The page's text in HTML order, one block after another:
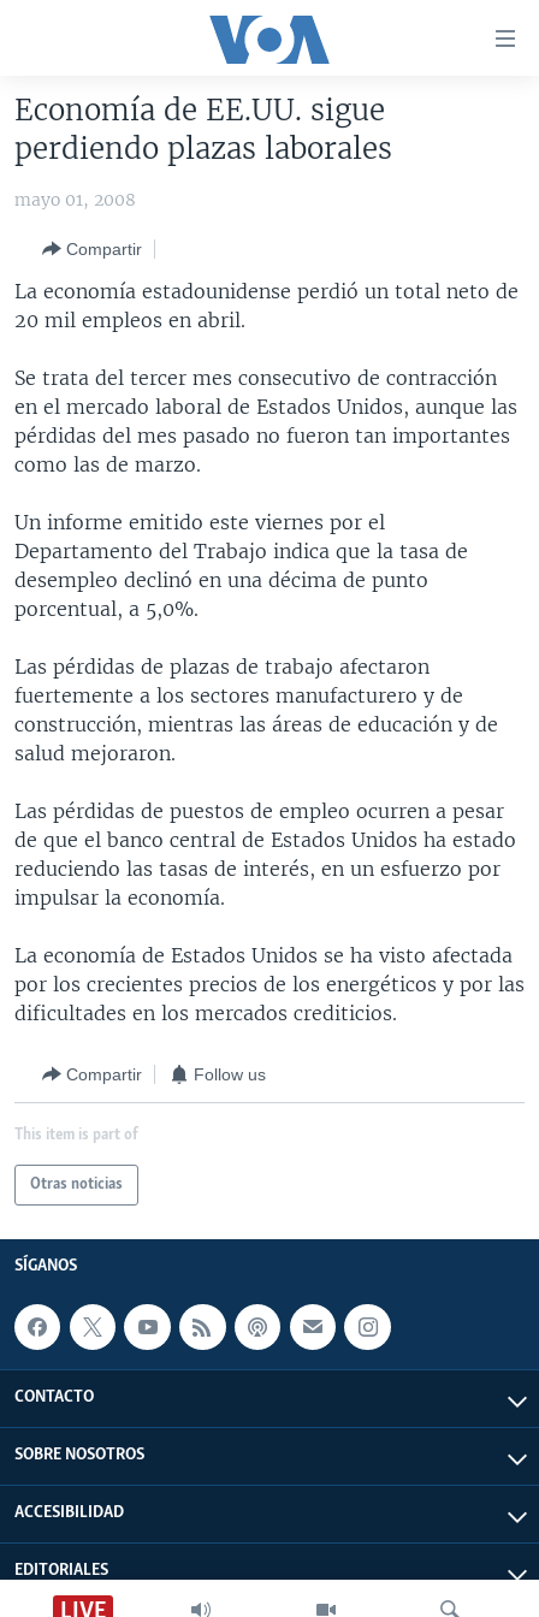
accesibilidad
principal
Salte
navegador
principal
búsqueda
AMÉRICA DEL NORTE
MÉXICO
HAITÍ
ELECCIONES EEUU 2024
ELECCIONES EEUU
VOTO DIVIDIDO
VOA VERIFICA
VOA VERIFICA UCRANIA/RUSIA
VOA VERIFICA INMIGRACIÓN
AMÉRICA LATINA
ARGENTINA
COLOMBIA
CHILE
PERÚ
ECUADOR
VENEZUELA
BRASIL
CHINA EN AMÉRICA LATINA
COSTA RICA
EL SALVADOR
GUATEMALA
HONDURAS
NICARAGUA
OTRAS SECCIONES
INMIGRACIÓN
LIBERTAD DE PRENSA
MUNDO
ECONOMÍA
ENTRETENIMIENTO Y CULTURA
DEPORTES
CIENCIA Y SALUD
ESPECIALES DE LA VOA
LIBERTAD DE PRENSA
UCRANIA
MULTIMEDIA
VIDEOS
AUDIOS
PROGRAMAS TV
FORO INTERAMERICANO
VISIÓN 360
PANORAMA
AVANCE INFORMATIVO
AUDIONOTICIAS
ESTADOS UNIDOS AL DÍA
EL MUNDO AL DÍA [RADIO]
FORO [RADIO]
DEPORTIVO INTERNACIONAL
NOTA ECONÓMICA
DIRECT
DOCUMENTALES DE LA VOA
SÍGANOS
Idiomas
LIVE
Economía de EE.UU. sigue
perdiendo plazas laborales
mayo 01, 2008
Compartir
La economía estadounidense perdió un total neto de
20 mil empleos en abril.
Se trata del tercer mes consecutivo de contracción
en el mercado laboral de Estados Unidos, aunque las
pérdidas del mes pasado no fueron tan importantes
como las de marzo.
Un informe emitido este viernes por el
Departamento del Trabajo indica que la tasa de
desempleo declinó en una décima de punto
porcentual, a 5,0%.
Las pérdidas de plazas de trabajo afectaron
fuertemente a los sectores manufacturero y de
construcción, mientras las áreas de educación y de
salud mejoraron.
Las pérdidas de puestos de empleo ocurren a pesar
de que el banco central de Estados Unidos ha estado
reduciendo las tasas de interés, en un esfuerzo por
impulsar la economía.
La economía de Estados Unidos se ha visto afectada
por los crecientes precios de los energéticos y por las
dificultades en los mercados crediticios.
Compartir Follow us
This item is part of
Otras noticias
SÍGANOS
CONTACTO
SOBRE NOSOTROS
ACCESIBILIDAD
EDITORIALES